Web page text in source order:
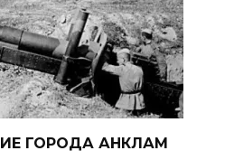
ГОРОДА АНКЛАМ